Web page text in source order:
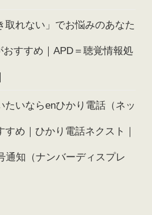
取れない」でお悩みのあなた
おすすめ｜APD＝聴覚情報処
たいならenひかり電話（ネッ
すめ｜ひかり電話ネクスト｜
通知（ナンバーディスプレ